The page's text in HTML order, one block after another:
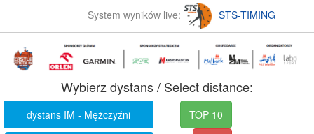
System wyników live: STS-TIMING
Wybierz dystans / Select distance:
dystans IM - Mężczyźni
TOP 10